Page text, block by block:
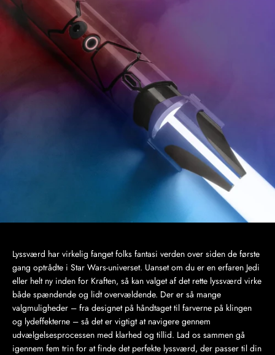
Lyssværd har virkelig fanget folks fantasi verden over siden de første
gang optrådte i Star Wars-universet. Uanset om du er en erfaren Jedi
eller helt ny inden for Kraften, så kan valget af det rette lyssværd virke
både spændende og lidt overvældende. Der er så mange
valgmuligheder – fra designet på håndtaget til farverne på klingen
og lydeffekterne – så det er vigtigt at navigere gennem
udvælgelsesprocessen med klarhed og tillid. Lad os sammen gå
igennem fem trin for at finde det perfekte lyssværd, der passer til din